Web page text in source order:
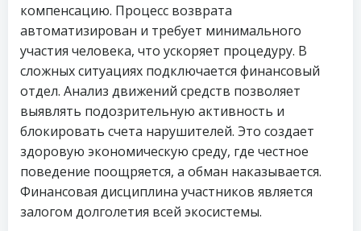
компенсацию. Процесс возврата
автоматизирован и требует минимального
участия человека, что ускоряет процедуру. В
сложных ситуациях подключается финансовый
отдел. Анализ движений средств позволяет
выявлять подозрительную активность и
блокировать счета нарушителей. Это создает
здоровую экономическую среду, где честное
поведение поощряется, а обман наказывается.
Финансовая дисциплина участников является
залогом долголетия всей экосистемы.